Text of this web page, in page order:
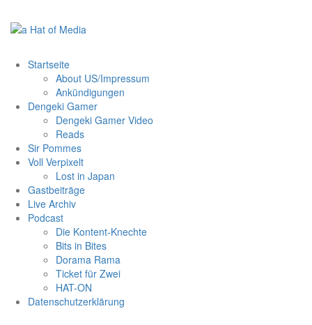
Inhalt
springen
Startseite
About US/Impressum
Ankündigungen
Dengeki Gamer
Dengeki Gamer Video
Reads
Sir Pommes
Voll Verpixelt
Lost in Japan
Gastbeiträge
Live Archiv
Podcast
Die Kontent-Knechte
Bits in Bites
Dorama Rama
Ticket für Zwei
HAT-ON
Datenschutzerklärung